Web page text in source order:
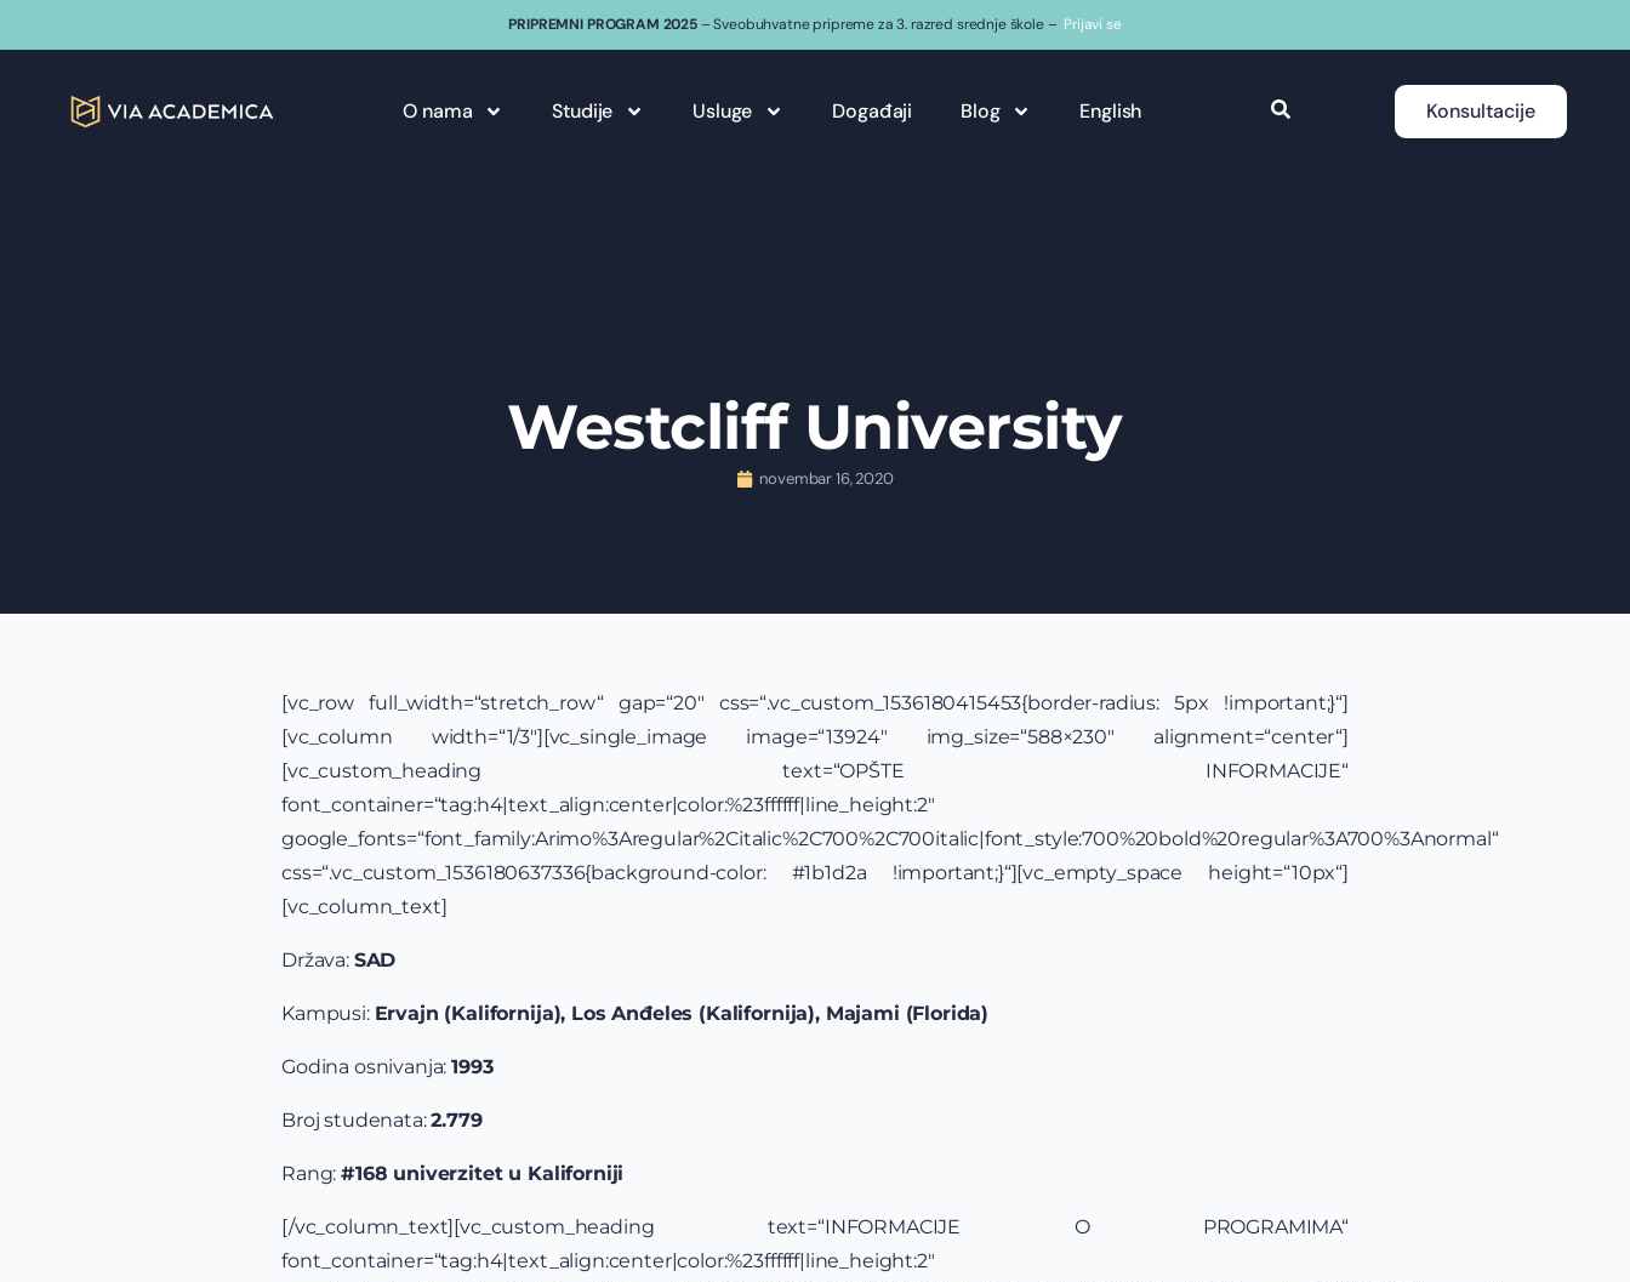
PRIPREMNI PROGRAM 2025– Sveobuhvatne pripreme za 3. razred srednje škole – Prijavi se
O nama Studije Usluge Događaji Blog English Konsultacije
Westcliff University
novembar 16, 2020
[vc_row full_width=“stretch_row“ gap=“20″ css=“.vc_custom_1536180415453{border-radius: 5px !important;}“]
[vc_column width=“1/3″][vc_single_image image=“13924″ img_size=“588×230″ alignment=“center“]
[vc_custom_heading text=“OPŠTE INFORMACIJE“
font_container=“tag:h4|text_align:center|color:%23ffffff|line_height:2″
google_fonts=“font_family:Arimo%3Aregular%2Citalic%2C700%2C700italic|font_style:700%20bold%20regular%3A700%3Anormal“
css=“.vc_custom_1536180637336{background-color: #1b1d2a !important;}“][vc_empty_space height=“10px“]
[vc_column_text]
Država: SAD
Kampusi: Ervajn (Kalifornija), Los Anđeles (Kalifornija), Majami (Florida)
Godina osnivanja:1993
Broj studenata:2.779
Rang:#168 univerzitet u Kaliforniji
[/vc_column_text][vc_custom_heading text=“INFORMACIJE O PROGRAMIMA“
font_container=“tag:h4|text_align:center|color:%23ffffff|line_height:2″